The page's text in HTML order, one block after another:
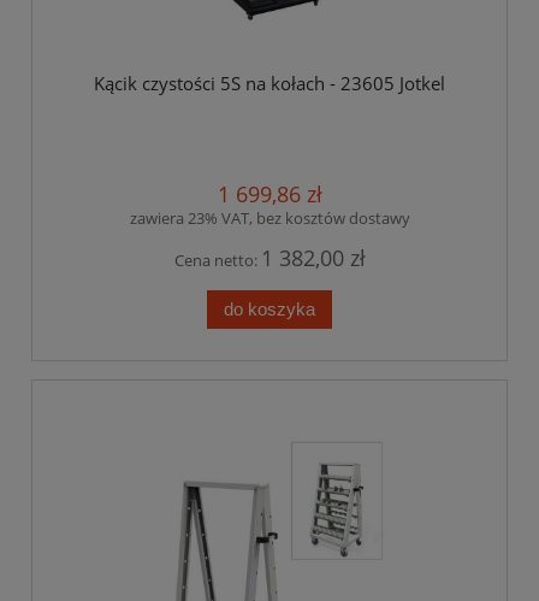
Kącik czystości 5S na kołach - 23605 Jotkel
1 699,86 zł
zawiera 23% VAT, bez kosztów dostawy
Cena netto: 1 382,00 zł
do koszyka